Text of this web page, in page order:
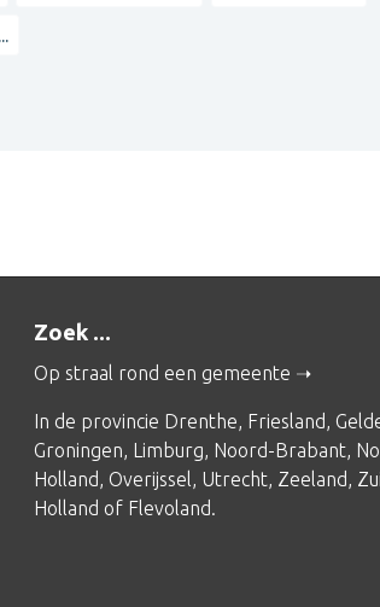
...
Zoek ...
Op straal rond een gemeente
In de provincie Drenthe, Friesland,
Groningen, Limburg, Noord-Brabant,
Holland, Overijssel, Utrecht, Zeeland,
Holland of Flevoland.